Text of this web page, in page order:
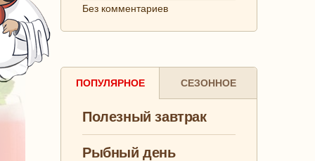
Без комментариев
ПОПУЛЯРНОЕ СЕЗОННОЕ
Полезный завтрак
Рыбный день